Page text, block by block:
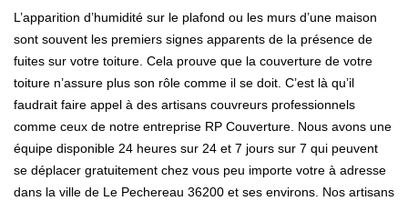
L’apparition d’humidité sur le plafond ou les murs d’une maison
sont souvent les premiers signes apparents de la présence de
fuites sur votre toiture. Cela prouve que la couverture de votre
toiture n’assure plus son rôle comme il se doit. C’est là qu’il
faudrait faire appel à des artisans couvreurs professionnels
comme ceux de notre entreprise RP Couverture. Nous avons une
équipe disponible 24 heures sur 24 et 7 jours sur 7 qui peuvent
se déplacer gratuitement chez vous peu importe votre à adresse
dans la ville de Le Pechereau 36200 et ses environs. Nos artisans